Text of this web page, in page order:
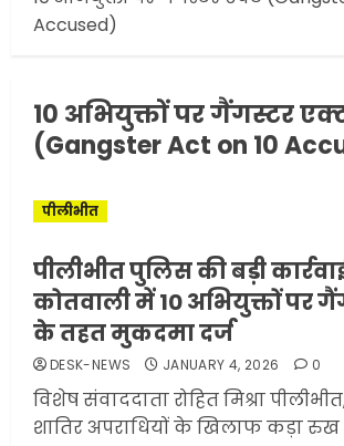
Accused)
10 अभियुक्तों पर गैंगस्टर
(Gangster Act on 10
पीलीभीत
पीलीभीत पुलिस की बड़ी
कोतवाली में 10 अभियुक्तों पर
के तहत मुकदमा दर्ज
DESK-NEWS JANUARY 4, 2026 0
विशेष संवाददाता रोहित मिश्रा
शातिर अपराधियों के खिलाफ कड़ा रुख
जनता का अपमान
4
अमेरिका ने फिर से
5
भारत-अमेरिका
ट्रंप ने किया एलान
FEBRUARY 3, 2026